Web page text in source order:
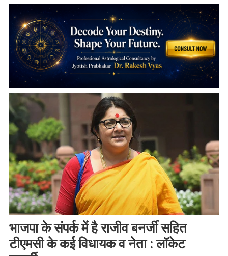
भाजपा के संपर्क में है राजीव बनर्जी सहित
टीएमसी के कई विधायक व नेता : लॉकेट